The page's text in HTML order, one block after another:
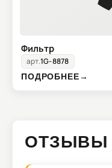
Фильтр
арт.1G-8878
ПОДРОБНЕЕ→
ОТЗЫВЫ